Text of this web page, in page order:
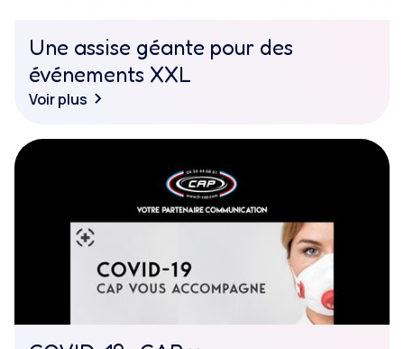
Une assise géante pour des
événements XXL
Voir plus